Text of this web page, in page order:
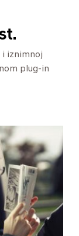
iznimnoj
plug-in